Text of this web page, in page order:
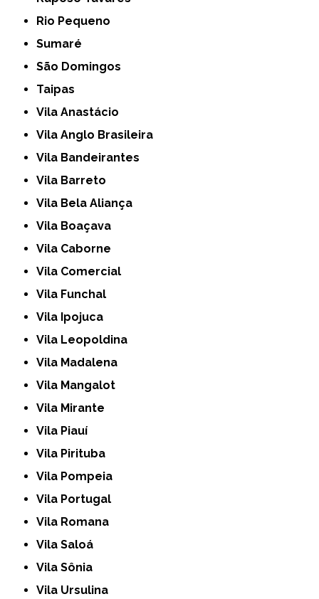
Rio Pequeno
Sumaré
São Domingos
Taipas
Vila Anastácio
Vila Anglo Brasileira
Vila Bandeirantes
Vila Barreto
Vila Bela Aliança
Vila Boaçava
Vila Caborne
Vila Comercial
Vila Funchal
Vila Ipojuca
Vila Leopoldina
Vila Madalena
Vila Mangalot
Vila Mirante
Vila Piauí
Vila Pirituba
Vila Pompeia
Vila Portugal
Vila Romana
Vila Saloá
Vila Sônia
Vila Ursulina